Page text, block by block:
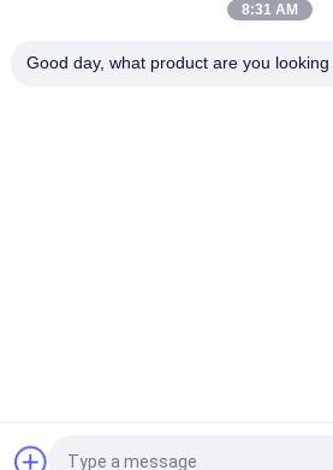
37106784381 BMWのためのゴム製懸濁
8:31 AM
Good day, what product are you